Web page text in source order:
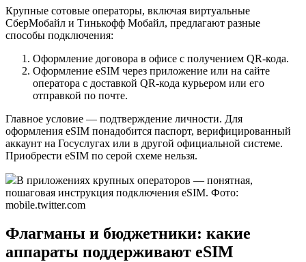
Крупные сотовые операторы, включая виртуальные
СберМобайл и Тинькофф Мобайл, предлагают разные
способы подключения:
Оформление договора в офисе с получением QR-кода.
Оформление eSIM через приложение или на сайте
оператора с доставкой QR-кода курьером или его
отправкой по почте.
Главное условие — подтверждение личности. Для
оформления eSIM понадобится паспорт, верифицированный
аккаунт на Госуслугах или в другой официальной системе.
Приобрести eSIM по серой схеме нельзя.
В приложениях крупных операторов — понятная,
пошаговая инструкция подключения eSIM. Фото:
mobile.twitter.com
Флагманы и бюджетники: какие
аппараты поддерживают eSIM